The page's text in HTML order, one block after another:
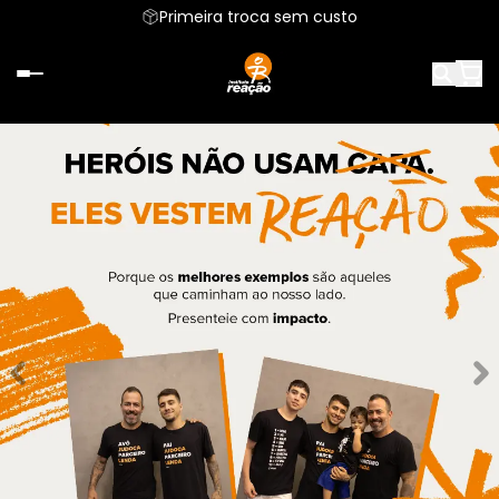
Primeira troca sem custo